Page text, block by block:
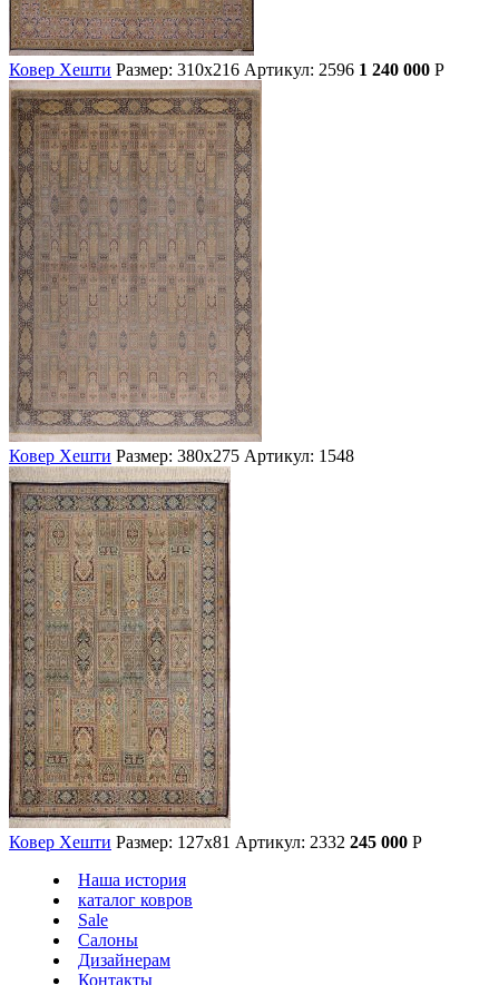
Ковер Хешти Размер: 310х216 Артикул: 2596 1 240 000 Р
Ковер Хешти Размер: 380х275 Артикул: 1548
Ковер Хешти Размер: 127х81 Артикул: 2332 245 000 Р
Наша история
каталог ковров
Sale
Салоны
Дизайнерам
Контакты